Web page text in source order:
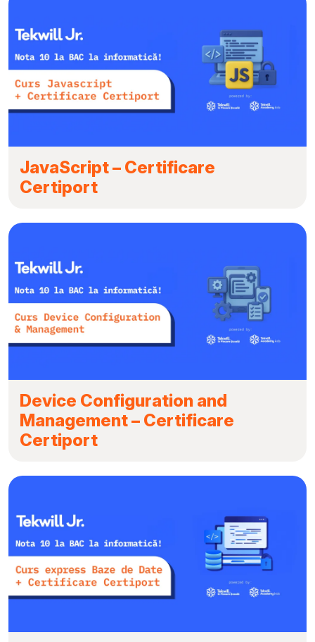
JavaScript – Certificare
Certiport
Device Configuration and
Management – Certificare
Certiport